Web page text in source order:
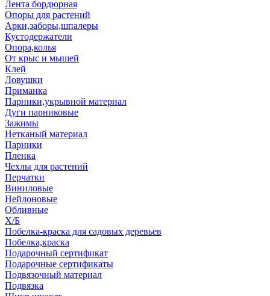
Лента бордюрная
Опоры для растений
Арки,заборы,шпалеры
Кустодержатели
Опора,колья
От крыс и мышей
Клей
Ловушки
Приманка
Парники,укрывной материал
Дуги парниковые
Зажимы
Нетканый материал
Парники
Пленка
Чехлы для растений
Перчатки
Виниловые
Нейлоновые
Обливные
Х/Б
Побелка-краска для садовых деревьев
Побелка,краска
Подарочный сертификат
Подарочные сертификаты
Подвязочный материал
Подвязка